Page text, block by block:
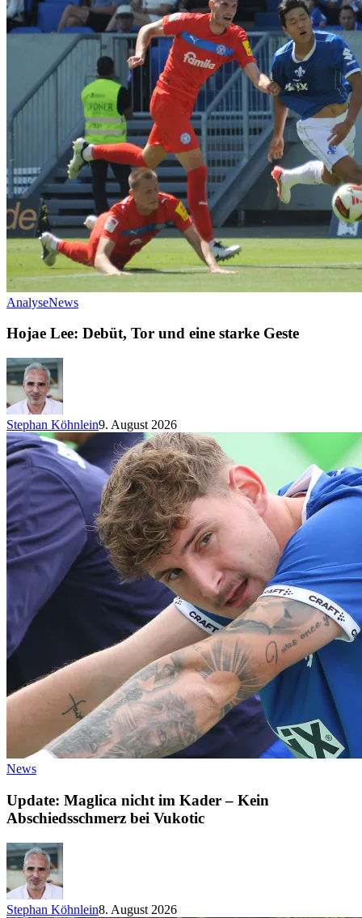
AnalyseNews
Hojae Lee: Debüt, Tor und eine starke Geste
Stephan Köhnlein9. August 2026
News
Update: Maglica nicht im Kader – Kein
Abschiedsschmerz bei Vukotic
Stephan Köhnlein8. August 2026